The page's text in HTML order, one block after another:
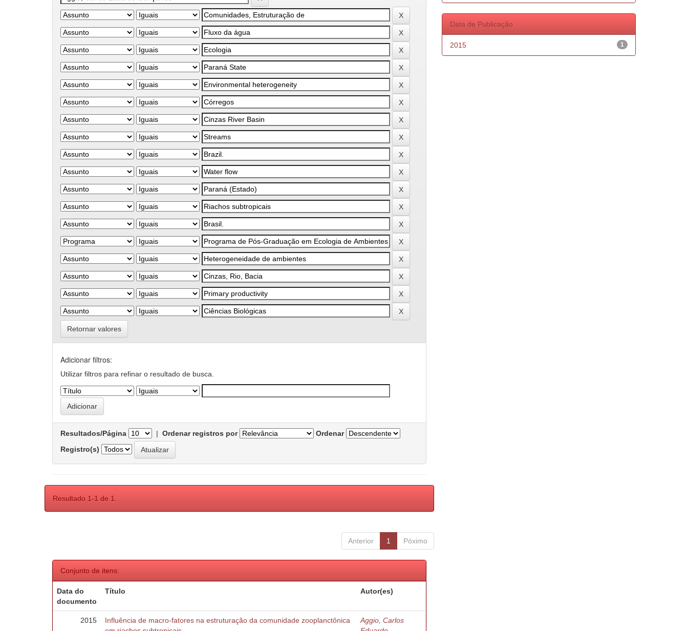
Retornar valores
Adicionar filtros:
Utilizar filtros para refinar o resultado de busca.
Resultados/Página | Ordenar registros por
Ordenar
Registro(s)
Resultado 1-1 de 1.
Anterior 1 Póximo
Conjunto de itens:
Data do
documento
Título Autor(es)
2015
Influência de macro-fatores na estruturação da comunidade zooplanctônica
Aggio, Carlos
Data de Publicação
1
2015